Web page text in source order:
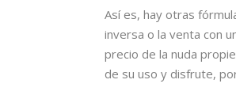
Así es, hay otras
inversa o la venta con
precio de la nuda
de su uso y disfrute,